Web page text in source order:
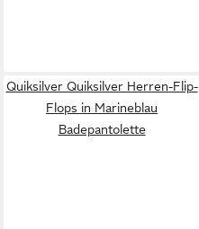
Quiksilver Quiksilver Herren-Flip-
Flops in Marineblau
Badepantolette